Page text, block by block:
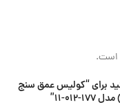
است.
برای “کولیس عمق سنج